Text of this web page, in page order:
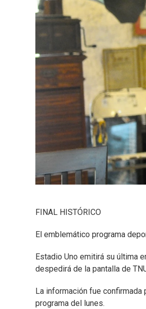
FINAL HISTÓRICO
El emblemático programa
Estadio Uno emitirá su última
despedirá de la pantalla de
La información fue confirmada
programa del lunes.